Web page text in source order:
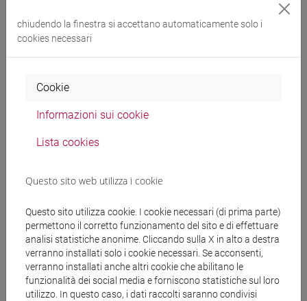
Docenti
MARINETTI Anna
Corsi di studio e percorsi
[FT3] LETTERE - Laurea
percorso comune
chiudendo la finestra si accettano automaticamente solo i
cookies necessari
Cookie
Informazioni sui cookie
Lista cookies
Questo sito web utilizza i cookie
Questo sito utilizza cookie. I cookie necessari (di prima parte)
permettono il corretto funzionamento del sito e di effettuare
analisi statistiche anonime. Cliccando sulla X in alto a destra
verranno installati solo i cookie necessari. Se acconsenti,
verranno installati anche altri cookie che abilitano le
funzionalità dei social media e forniscono statistiche sul loro
utilizzo. In questo caso, i dati raccolti saranno condivisi